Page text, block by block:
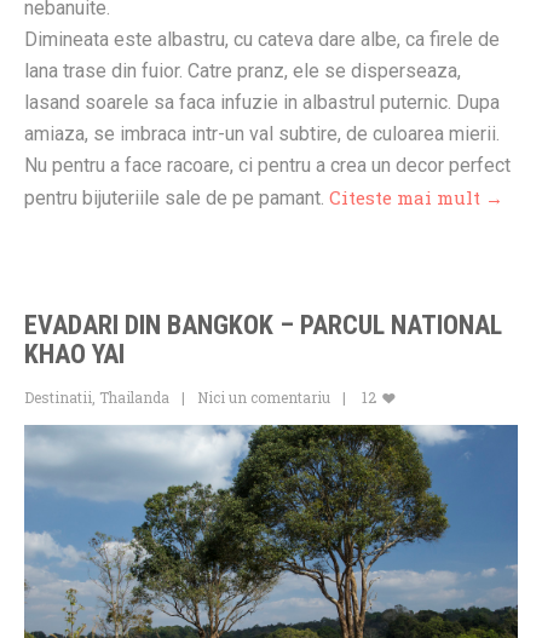
nebanuite.
Dimineata este albastru, cu cateva dare albe, ca firele de
lana trase din fuior. Catre pranz, ele se disperseaza,
lasand soarele sa faca infuzie in albastrul puternic. Dupa
amiaza, se imbraca intr-un val subtire, de culoarea mierii.
Nu pentru a face racoare, ci pentru a crea un decor perfect
pentru bijuteriile sale de pe pamant. Citeste mai mult →
EVADARI DIN BANGKOK – PARCUL NATIONAL
KHAO YAI
Destinatii, Thailanda Nici un comentariu 12